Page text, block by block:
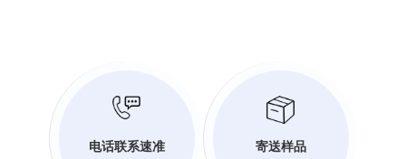
电话联系速准 寄送样品